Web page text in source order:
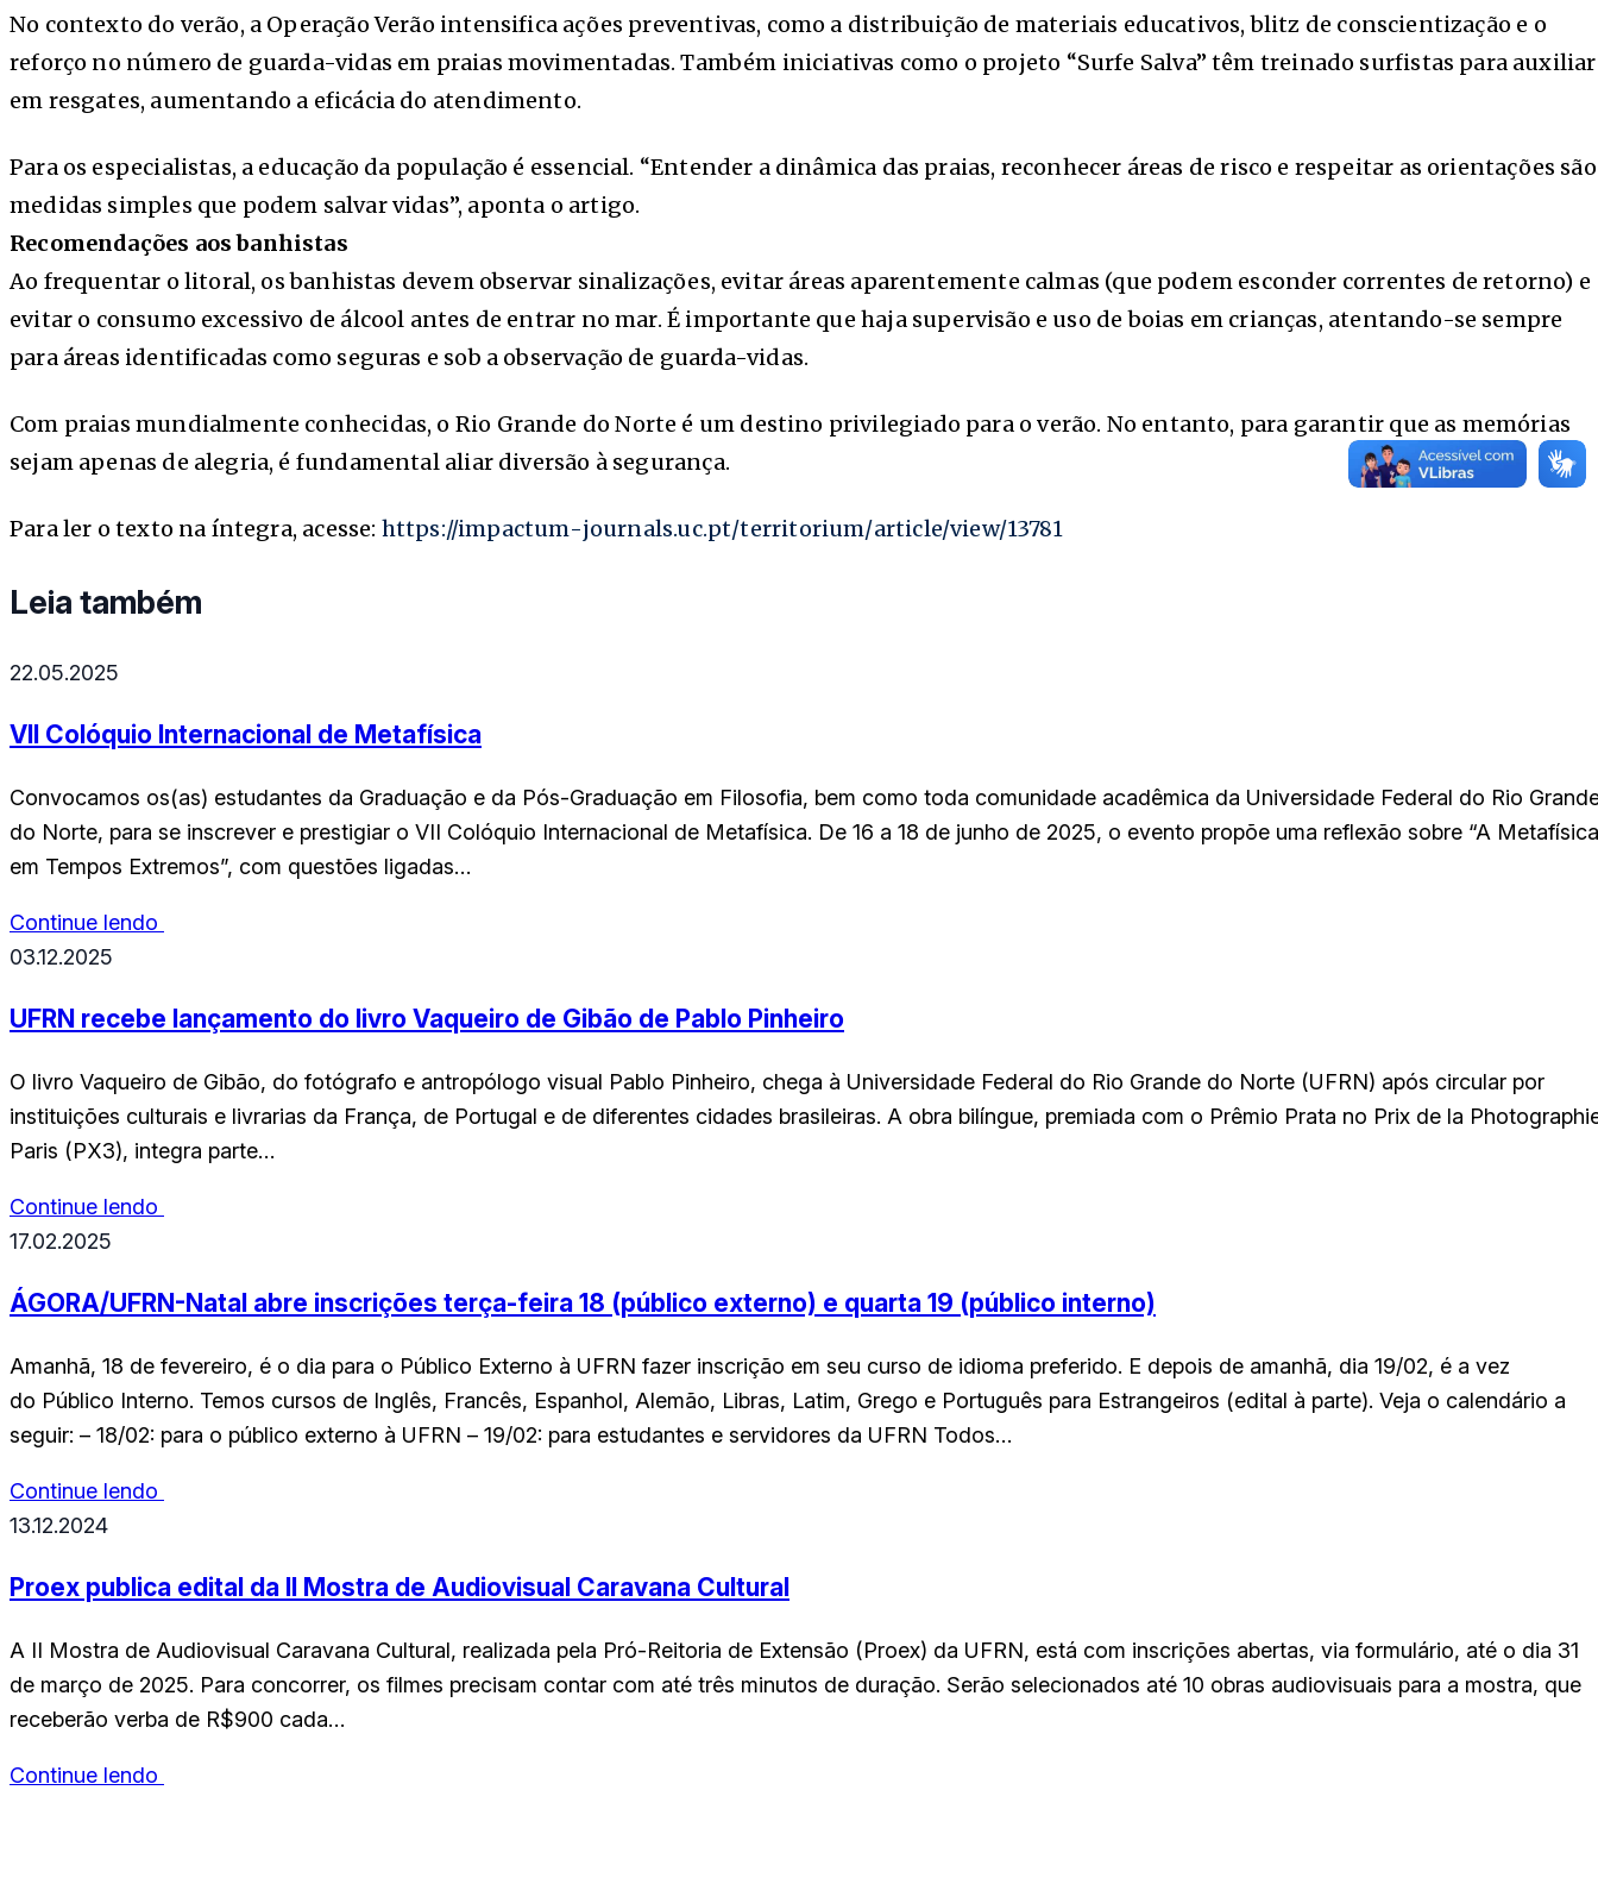
No contexto do verão, a Operação Verão intensifica ações preventivas, como a distribuição de materiais educativos, blitz de conscientização e o
reforço no número de guarda-vidas em praias movimentadas. Também iniciativas como o projeto “Surfe Salva” têm treinado surfistas para auxiliar
em resgates, aumentando a eficácia do atendimento.
Para os especialistas, a educação da população é essencial. “Entender a dinâmica das praias, reconhecer áreas de risco e respeitar as orientações são
medidas simples que podem salvar vidas”, aponta o artigo.
Recomendações aos banhistas
Ao frequentar o litoral, os banhistas devem observar sinalizações, evitar áreas aparentemente calmas (que podem esconder correntes de retorno) e
evitar o consumo excessivo de álcool antes de entrar no mar. É importante que haja supervisão e uso de boias em crianças, atentando-se sempre
para áreas identificadas como seguras e sob a observação de guarda-vidas.
Com praias mundialmente conhecidas, o Rio Grande do Norte é um destino privilegiado para o verão. No entanto, para garantir que as memórias
sejam apenas de alegria, é fundamental aliar diversão à segurança.
Para ler o texto na íntegra, acesse: https://impactum-journals.uc.pt/territorium/article/view/13781
Leia também
22.05.2025
VII Colóquio Internacional de Metafísica
Convocamos os(as) estudantes da Graduação e da Pós-Graduação em Filosofia, bem como toda comunidade acadêmica da Universidade Federal do Rio
do Norte, para se inscrever e prestigiar o VII Colóquio Internacional de Metafísica. De 16 a 18 de junho de 2025, o evento propõe uma reflexão sobre “A Metafísica
em Tempos Extremos”, com questões ligadas…
Continue lendo
03.12.2025
UFRN recebe lançamento do livro Vaqueiro de Gibão de Pablo Pinheiro
O livro Vaqueiro de Gibão, do fotógrafo e antropólogo visual Pablo Pinheiro, chega à Universidade Federal do Rio Grande do Norte (UFRN) após circular por
instituições culturais e livrarias da França, de Portugal e de diferentes cidades brasileiras. A obra bilíngue, premiada com o Prêmio Prata no Prix de la
Paris (PX3), integra parte…
Continue lendo
17.02.2025
ÁGORA/UFRN-Natal abre inscrições terça-feira 18 (público externo) e quarta 19 (público interno)
Amanhã, 18 de fevereiro, é o dia para o Público Externo à UFRN fazer inscrição em seu curso de idioma preferido. E depois de amanhã, dia 19/02, é a vez
do Público Interno. Temos cursos de Inglês, Francês, Espanhol, Alemão, Libras, Latim, Grego e Português para Estrangeiros (edital à parte). Veja o calendário a
seguir: – 18/02: para o público externo à UFRN – 19/02: para estudantes e servidores da UFRN Todos…
Continue lendo
13.12.2024
Proex publica edital da II Mostra de Audiovisual Caravana Cultural
A II Mostra de Audiovisual Caravana Cultural, realizada pela Pró-Reitoria de Extensão (Proex) da UFRN, está com inscrições abertas, via formulário, até o dia 31
de março de 2025. Para concorrer, os filmes precisam contar com até três minutos de duração. Serão selecionados até 10 obras audiovisuais para a mostra, que
receberão verba de R$900 cada…
Continue lendo